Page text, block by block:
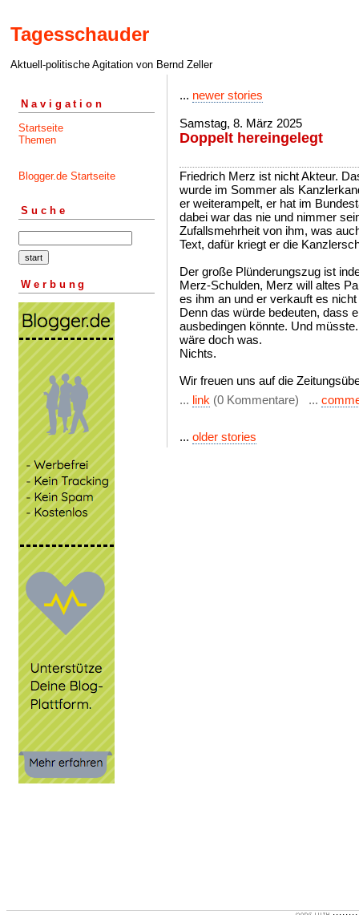
Tagesschauder
Aktuell-politische Agitation von Bernd Zeller
Navigation
Startseite
Themen
Blogger.de Startseite
Suche
Werbung
... newer stories
Samstag, 8. März 2025
Doppelt hereingelegt
Friedrich Merz ist nicht Akteur.
wurde im Sommer als
er weiterampelt, er hat im
dabei war das nie und nimmer
Zufallsmehrheit von ihm, was
Text, dafür kriegt er die
Der große Plünderungszug ist
Merz-Schulden, Merz will altes
es ihm an und er verkauft es
Denn das würde bedeuten, dass
ausbedingen könnte. Und
wäre doch was.
Nichts.
Wir freuen uns auf die
... link (0 Kommentare) ...
... older stories